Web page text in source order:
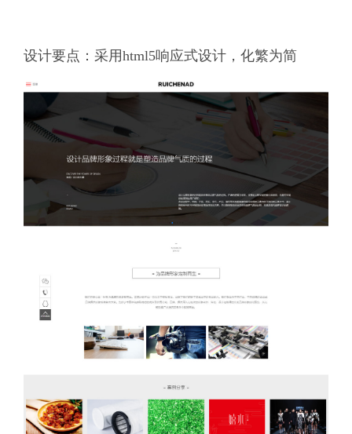
设计要点：采用html5响应式设计，化繁为简